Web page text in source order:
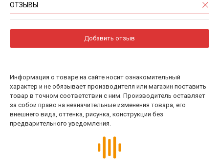
ОТЗЫВЫ
Добавить отзыв
Информация о товаре на сайте носит ознакомительный
характер и не обязывает производителя или магазин поставить
товар в точном соответствии с ним. Производитель оставляет
за собой право на незначительные изменения товара, его
внешнего вида, оттенка, рисунка, конструкции без
предварительного уведомления.